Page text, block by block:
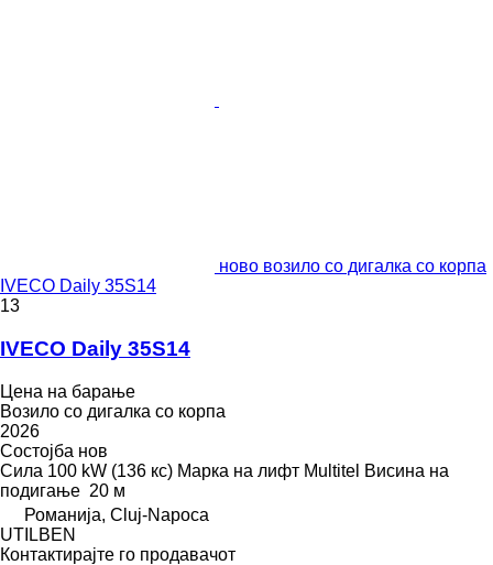
ново возило со дигалка со корпа
IVECO Daily 35S14
13
IVECO Daily 35S14
Цена на барање
Возило со дигалка со корпа
2026
Состојба нов
Сила 100 kW (136 кс) Марка на лифт Multitel Висина на
подигање 20 м
Романија, Cluj-Napoca
UTILBEN
Контактирајте го продавачот